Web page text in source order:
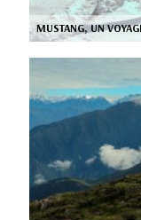
MUSTANG, UN